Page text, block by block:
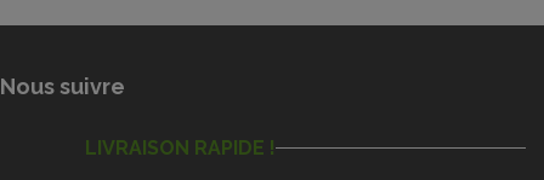
Nous suivre
LIVRAISON RAPIDE !